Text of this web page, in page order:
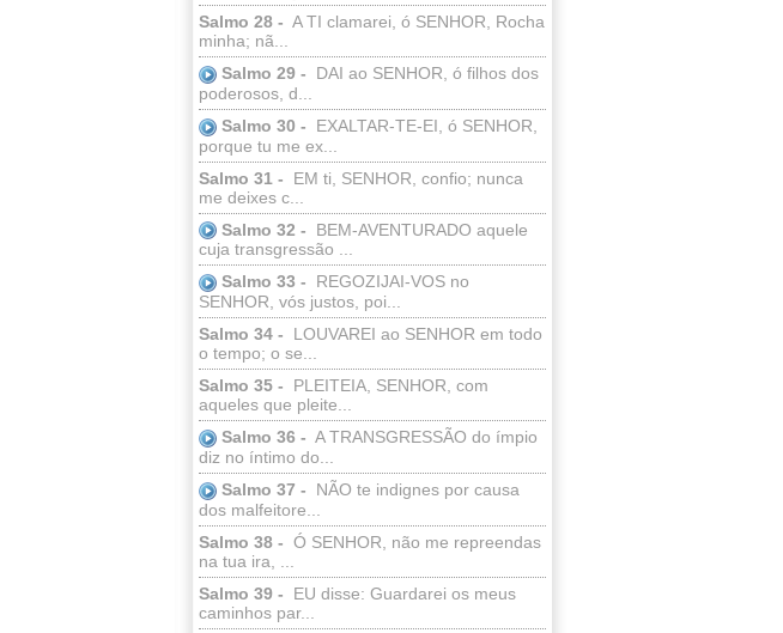
Salmo 28 - A TI clamarei, ó SENHOR, Rocha
minha; nã...
Salmo 29 -
DAI ao SENHOR, ó filhos dos
poderosos, d...
Salmo 30 -
EXALTAR-TE-EI, ó SENHOR,
porque tu me ex...
Salmo 31 -
EM ti, SENHOR, confio; nunca
me deixes c...
Salmo 32 -
BEM-AVENTURADO aquele
cuja transgressão ...
Salmo 33 -
REGOZIJAI-VOS no
SENHOR, vós justos, poi...
Salmo 34 -
LOUVAREI ao SENHOR em todo
o tempo; o se...
Salmo 35 -
PLEITEIA, SENHOR, com
aqueles que pleite...
Salmo 36 - A TRANSGRESSÃO do ímpio
diz no íntimo do...
Salmo 37 -
NÃO te indignes por causa
dos malfeitore...
Salmo 38 - Ó SENHOR, não me repreendas
na tua ira, ...
Salmo 39 -
EU disse: Guardarei os meus
caminhos par...